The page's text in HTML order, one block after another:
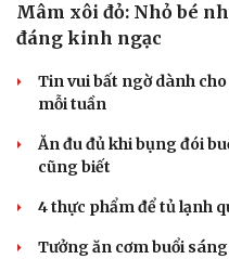
Mâm xôi đỏ: Nhỏ bé
đáng kinh ngạc
Tin vui bất ngờ dành
mỗi tuần
Ăn đu đủ khi bụng đói
cũng biết
4 thực phẩm để tủ lạnh
Tưởng ăn cơm buổi